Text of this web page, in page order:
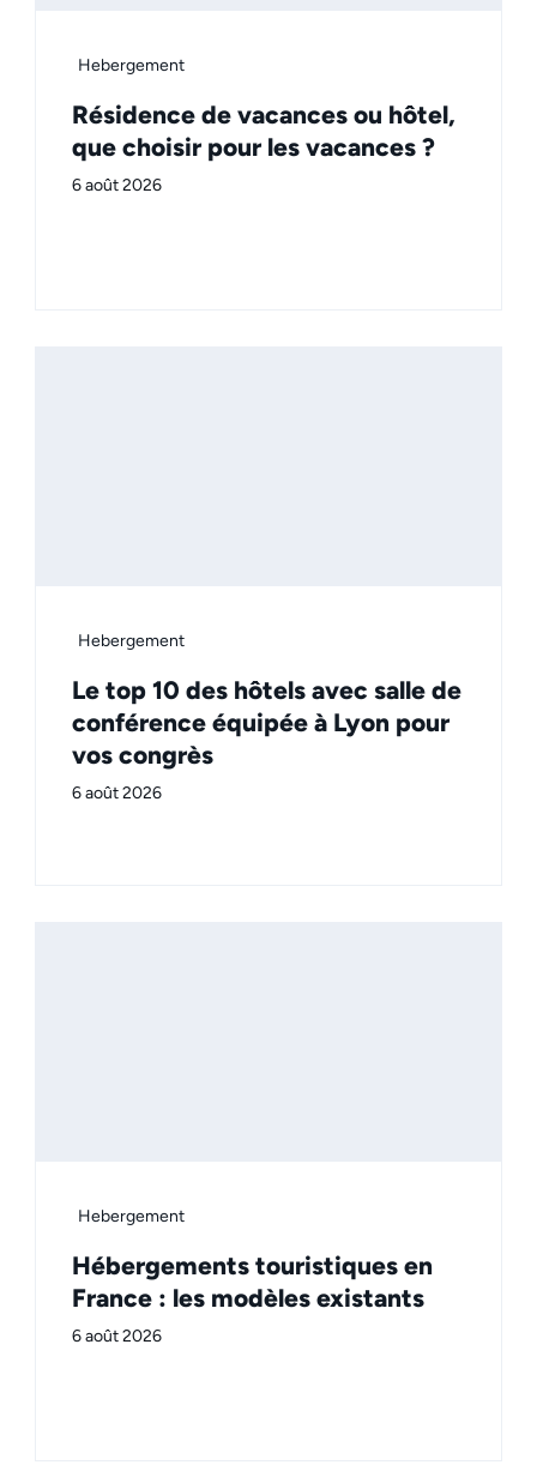
Hebergement
Résidence de vacances ou hôtel,
que choisir pour les vacances ?
6 août 2026
Hebergement
Le top 10 des hôtels avec salle de
conférence équipée à Lyon pour
vos congrès
6 août 2026
Hebergement
Hébergements touristiques en
France : les modèles existants
6 août 2026